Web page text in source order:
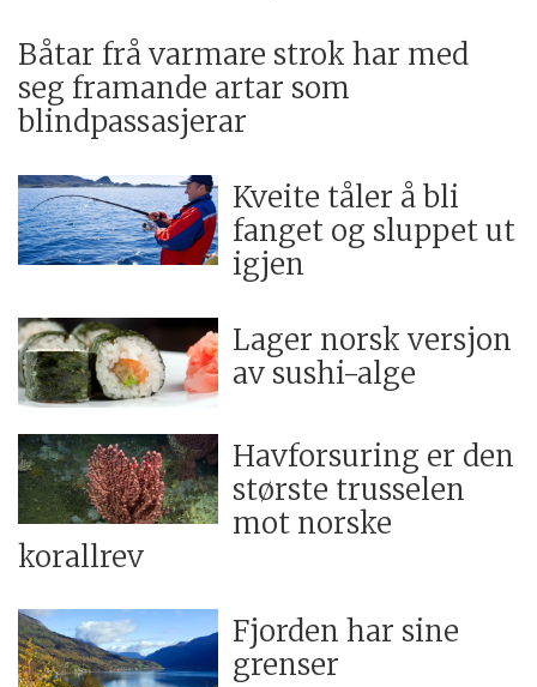
Båtar frå varmare strok har med
seg framande artar som
blindpassasjerar
Kveite tåler å bli
fanget og sluppet ut
igjen
Lager norsk versjon
av sushi-alge
Havforsuring er den
største trusselen
mot norske
korallrev
Fjorden har sine
grenser